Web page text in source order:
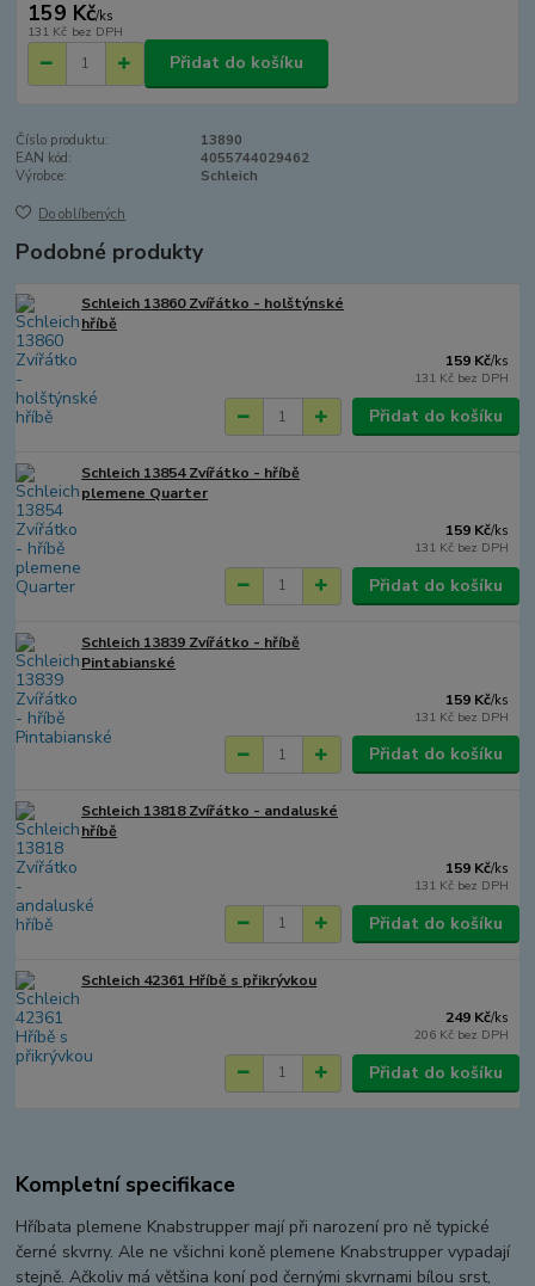
159 Kč/ks
131 Kč bez DPH
Přidat do košíku
Číslo produktu:
13890
EAN kód:
4055744029462
Výrobce:
Schleich
Do oblíbených
Podobné produkty
Schleich 13860 Zvířátko - holštýnské
hříbě
159 Kč/ks
131 Kč bez DPH
Přidat do košíku
Schleich 13854 Zvířátko - hříbě
plemene Quarter
159 Kč/ks
131 Kč bez DPH
Přidat do košíku
Schleich 13839 Zvířátko - hříbě
Pintabianské
159 Kč/ks
131 Kč bez DPH
Přidat do košíku
Schleich 13818 Zvířátko - andaluské
hříbě
159 Kč/ks
131 Kč bez DPH
Přidat do košíku
Schleich 42361 Hříbě s přikrývkou
249 Kč/ks
206 Kč bez DPH
Přidat do košíku
Kompletní specifikace
Hříbata plemene Knabstrupper mají při narození pro ně typické
černé skvrny. Ale ne všichni koně plemene Knabstrupper vypadají
stejně. Ačkoliv má většina koní pod černými skvrnami bílou srst,